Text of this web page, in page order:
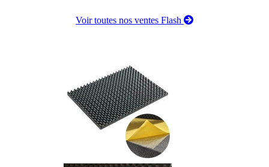
Voir toutes nos ventes Flash